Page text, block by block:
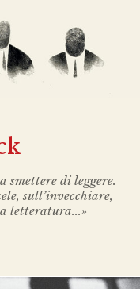
smettere di leggere.
sull’invecchiare,
letteratura...»